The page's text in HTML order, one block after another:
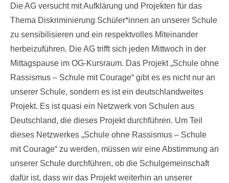
Die AG versucht mit Aufklärung und Projekten für das
Thema Diskriminierung Schüler*innen an unserer Schule
zu sensibilisieren und ein respektvolles Miteinander
herbeizuführen. Die AG trifft sich jeden Mittwoch in der
Mittagspause im OG-Kursraum. Das Projekt „Schule ohne
Rassismus – Schule mit Courage“ gibt es es nicht nur an
unserer Schule, sondern es ist ein deutschlandweites
Projekt. Es ist quasi ein Netzwerk von Schulen aus
Deutschland, die dieses Projekt durchführen. Um Teil
dieses Netzwerkes „Schule ohne Rassismus – Schule
mit Courage“ zu werden, müssen wir eine Abstimmung an
unserer Schule durchführen, ob die Schulgemeinschaft
dafür ist, dass wir das Projekt weiterhin an unserer